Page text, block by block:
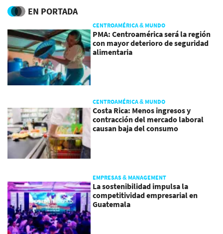
EN PORTADA
CENTROAMÉRICA & MUNDO
PMA: Centroamérica será la región
con mayor deterioro de seguridad
alimentaria
CENTROAMÉRICA & MUNDO
Costa Rica: Menos ingresos y
contracción del mercado laboral
causan baja del consumo
EMPRESAS & MANAGEMENT
La sostenibilidad impulsa la
competitividad empresarial en
Guatemala